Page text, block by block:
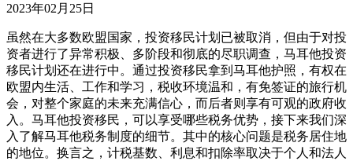
2023年02月25日
虽然在大多数欧盟国家，投资移民计划已被取消，但由于对投
资者进行了异常积极、多阶段和彻底的尽职调查，马耳他投资
移民计划还在进行中。通过投资移民拿到马耳他护照，有权在
欧盟内生活、工作和学习，税收环境温和，有免签证的旅行机
会，对整个家庭的未来充满信心，而后者则享有可观的政府收
入。马耳他投资移民，可以享受哪些税务优势，接下来我们深
入了解马耳他税务制度的细节。其中的核心问题是税务居住地
的地位。换言之，计税基数、利息和扣除率取决于个人和法人